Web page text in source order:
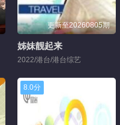
更新至20260805期
姊妹靓起来
2022/港台/港台综艺
8.0分